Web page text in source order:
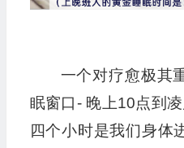
一个对疗愈极其
眠窗口- 晚上10点到
四个小时是我们身体